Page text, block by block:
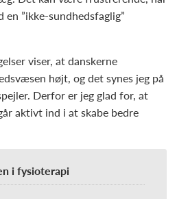
en ”ikke-sundhedsfaglig”
viser, at danskerne
højt, og det synes jeg på
Derfor er jeg glad for, at
aktivt ind i at skabe bedre
i fysioterapi